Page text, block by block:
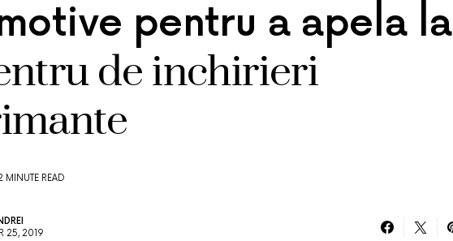
pentru a apela la
de inchirieri
MINUTE READ
25, 2019